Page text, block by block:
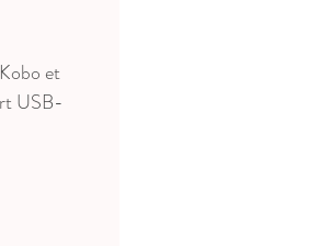
et
USB-
pour